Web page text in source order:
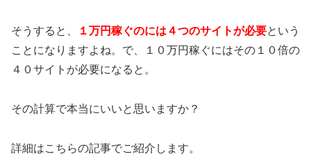
そうすると、 １万円稼ぐのには４つのサイトが必要という
ことになりますよね。で、１０万円稼ぐにはその１０倍の
４０サイトが必要になると。
その計算で本当にいいと思いますか？
詳細はこちらの記事でご紹介します。